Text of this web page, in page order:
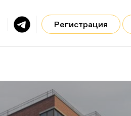
Регистрация
Главная